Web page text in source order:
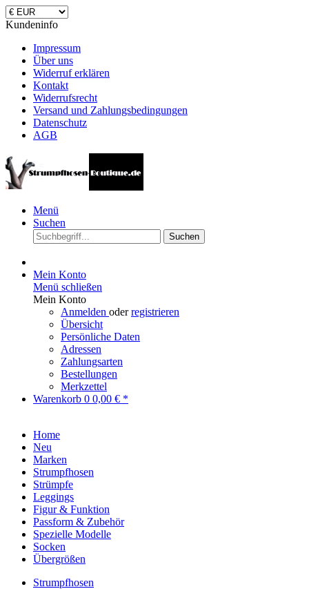
Kundeninfo
Impressum
Über uns
Widerruf erklären
Kontakt
Widerrufsrecht
Versand und Zahlungsbedingungen
Datenschutz
AGB
Menü
Suchen
Suchen
Mein Konto
Menü schließen
Mein Konto
Anmelden oderregistrieren
Übersicht
Persönliche Daten
Adressen
Zahlungsarten
Bestellungen
Merkzettel
Warenkorb 0 0,00 € *
Home
Neu
Marken
Strumpfhosen
Strümpfe
Leggings
Figur & Funktion
Passform & Zubehör
Spezielle Modelle
Socken
Übergrößen
Strumpfhosen